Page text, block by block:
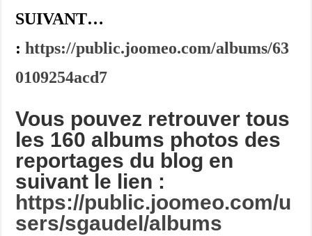
SUIVANT…
:https://public.joomeo.com/albums/63
0109254acd7
Vous pouvez retrouver tous
les 160 albums photos des
reportages du blog en
suivant le lien :
https://public.joomeo.com/u
sers/sgaudel/albums